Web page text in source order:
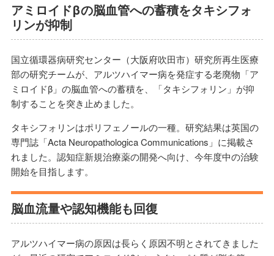
アミロイドβの脳血管への蓄積をタキシフォ
リンが抑制
国立循環器病研究センター（大阪府吹田市）研究所再生医療
部の研究チームが、アルツハイマー病を発症する老廃物「ア
ミロイドβ」の脳血管への蓄積を、「タキシフォリン」が抑
制することを突き止めました。
タキシフォリンはポリフェノールの一種。研究結果は英国の
専門誌「Acta Neuropathologica Communications」に掲載さ
れました。認知症新規治療薬の開発へ向け、今年度中の治験
開始を目指します。
脳血流量や認知機能も回復
アルツハイマー病の原因は長らく原因不明とされてきました